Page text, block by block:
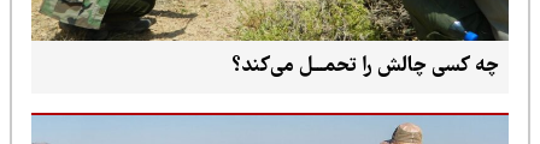
چه کسی چالش را تحمـــل می‌کند؟